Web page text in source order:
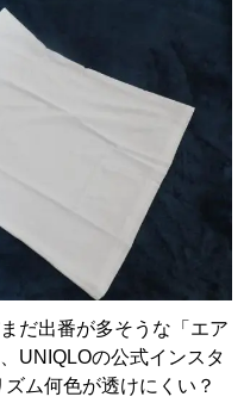
だ出番が多そうな「エア
UNIQLOの公式インスタ
ム何色が透けにくい？